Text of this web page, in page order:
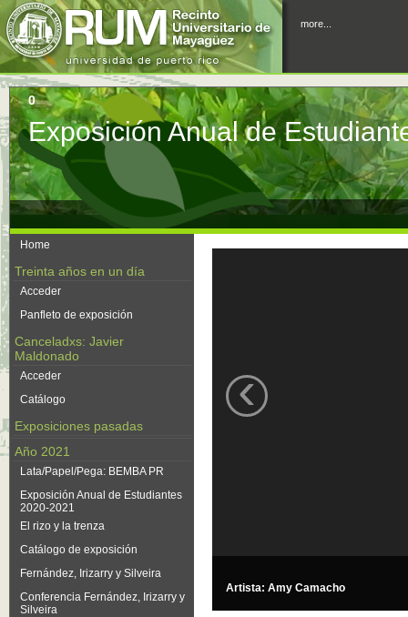
more...
0
Exposición Anual de
Home
Treinta años en un día
Acceder
Panfleto de exposición
Canceladxs: Javier
Maldonado
Acceder
Catálogo
Exposiciones pasadas
Año 2021
Lata/Papel/Pega: BEMBA PR
Exposición Anual de Estudiantes
2020-2021
El rizo y la trenza
Catálogo de exposición
Fernández, Irizarry y Silveira
Conferencia Fernández, Irizarry y
Silveira
‹